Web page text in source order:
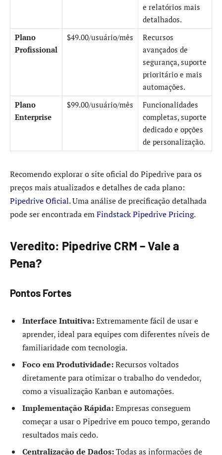
e relatórios mais
detalhados.
Plano
Profissional
$49.00/usuário/mês
Recursos
avançados de
segurança, suporte
prioritário e mais
automações.
Plano
Enterprise
$99.00/usuário/mês
Funcionalidades
completas, suporte
dedicado e opções
de personalização.
Recomendo explorar o site oficial do Pipedrive para os
preços mais atualizados e detalhes de cada plano:
Pipedrive Oficial. Uma análise de precificação detalhada
pode ser encontrada emFindstack Pipedrive Pricing.
Veredito: Pipedrive CRM – Vale a
Pena?
Pontos Fortes
Interface Intuitiva:Extremamente fácil de usar e
aprender, ideal para equipes com diferentes níveis de
familiaridade com tecnologia.
Foco em Produtividade:Recursos voltados
diretamente para otimizar o trabalho do vendedor,
como a visualização Kanban e automações.
Implementação Rápida:Empresas conseguem
começar a usar o Pipedrive em pouco tempo, gerando
resultados mais cedo.
Centralização de Dados:Todas as informações de